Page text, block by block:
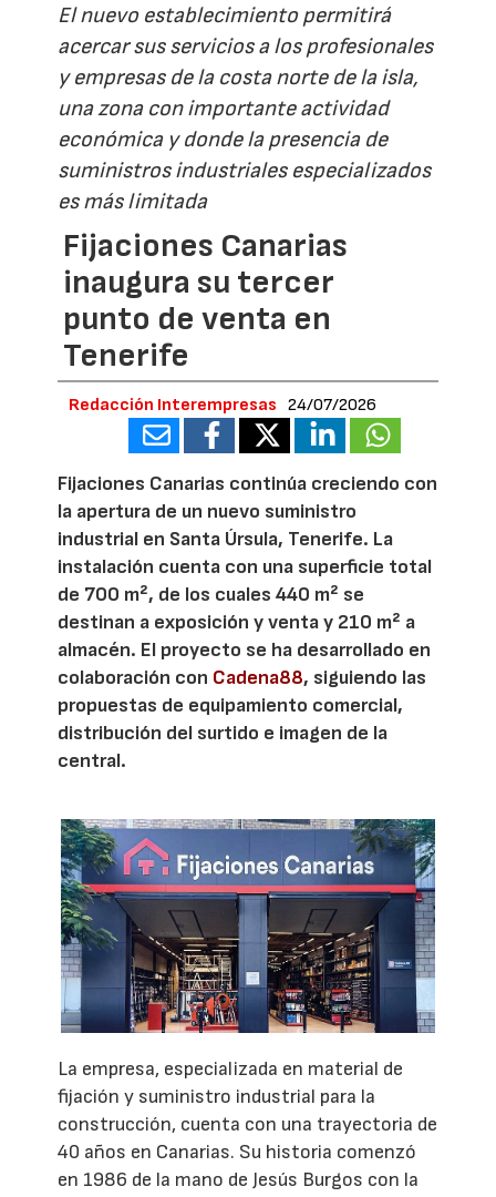
El nuevo establecimiento permitirá
acercar sus servicios a los profesionales
y empresas de la costa norte de la isla,
una zona con importante actividad
económica y donde la presencia de
suministros industriales especializados
es más limitada
Fijaciones Canarias
inaugura su tercer
punto de venta en
Tenerife
Redacción Interempresas 24/07/2026
Fijaciones Canarias continúa creciendo con
la apertura de un nuevo suministro
industrial en Santa Úrsula, Tenerife. La
instalación cuenta con una superficie total
de 700 m², de los cuales 440 m² se
destinan a exposición y venta y 210 m² a
almacén. El proyecto se ha desarrollado en
colaboración con Cadena88, siguiendo las
propuestas de equipamiento comercial,
distribución del surtido e imagen de la
central.
La empresa, especializada en material de
fijación y suministro industrial para la
construcción, cuenta con una trayectoria de
40 años en Canarias. Su historia comenzó
en 1986 de la mano de Jesús Burgos con la